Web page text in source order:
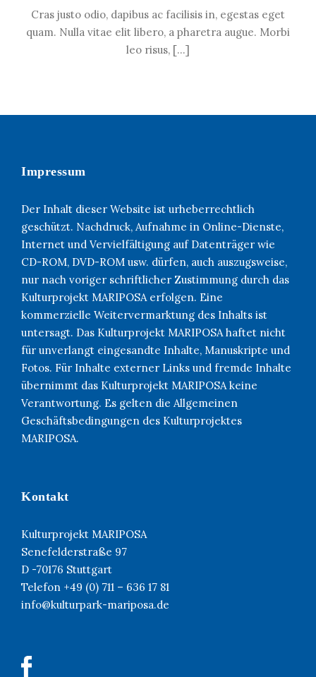
Cras justo odio, dapibus ac facilisis in, egestas eget
quam. Nulla vitae elit libero, a pharetra augue. Morbi
leo risus, […]
Impressum
Der Inhalt dieser Website ist urheberrechtlich
geschützt. Nachdruck, Aufnahme in Online-Dienste,
Internet und Vervielfältigung auf Datenträger wie
CD-ROM, DVD-ROM usw. dürfen, auch auszugsweise,
nur nach voriger schriftlicher Zustimmung durch das
Kulturprojekt MARIPOSA erfolgen. Eine
kommerzielle Weitervermarktung des Inhalts ist
untersagt. Das Kulturprojekt MARIPOSA haftet nicht
für unverlangt eingesandte Inhalte, Manuskripte und
Fotos. Für Inhalte externer Links und fremde Inhalte
übernimmt das Kulturprojekt MARIPOSA keine
Verantwortung. Es gelten die Allgemeinen
Geschäftsbedingungen des Kulturprojektes
MARIPOSA.
Kontakt
Kulturprojekt MARIPOSA
Senefelderstraße 97
D -70176 Stuttgart
Telefon +49 (0) 711 – 636 17 81
info@kulturpark-mariposa.de